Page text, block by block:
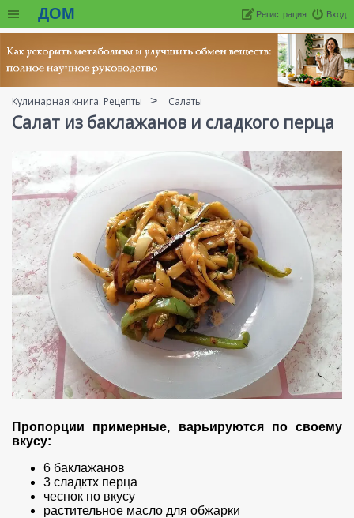
ДОМ Вход
Регистрация
Кулинарная книга. Рецепты Салаты
Салат из баклажанов и сладкого перца
Пропорции примерные, варьируются по своему
вкусу:
6 баклажанов
3 сладктх перца
чеснок по вкусу
растительное масло для обжарки